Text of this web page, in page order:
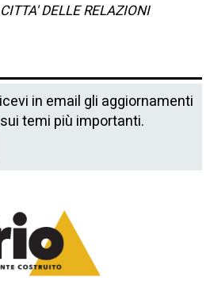
DELLE RELAZIONI
in email gli aggiornamenti
temi più importanti.